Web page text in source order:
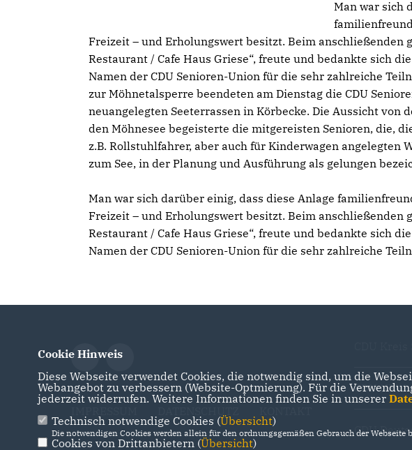
Man war sich
Freizeit – und Erholungswert besitzt. Beim anschließenden
Restaurant / Cafe Haus Griese“, freute und bedankte sich
Namen der CDU Senioren-Union für die sehr zahlreiche
zur Möhnetalsperre beendeten am Dienstag die CDU
neuangelegten Seeterrassen in Körbecke. Die Aussicht von
den Möhnesee begeisterte die mitgereisten Senioren, die,
z.B. Rollstuhlfahrer, aber auch für Kinderwagen angelegten
zum See, in der Planung und Ausführung als gelungen
Man war sich darüber einig, dass diese Anlage
Freizeit – und Erholungswert besitzt. Beim anschließenden
Restaurant / Cafe Haus Griese“, freute und bedankte sich
Namen der CDU Senioren-Union für die sehr zahlreiche
CDU NRW
CDU
Cookie Hinweis
Diese Webseite verwendet Cookies, die notwendig sind, um die
Webangebot zu verbessern (Website-Optmierung). Für die
jederzeit widerrufen. Weitere Informationen finden Sie in unserer
Technisch notwendige Cookies (Übersicht)
Die notwendigen Cookies werden allein für den ordnungsgemäßen Gebrauch der Webseite
Cookies von Drittanbietern (Übersicht)